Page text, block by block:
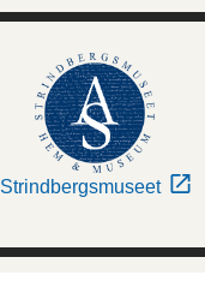
Strindbergsmuseet